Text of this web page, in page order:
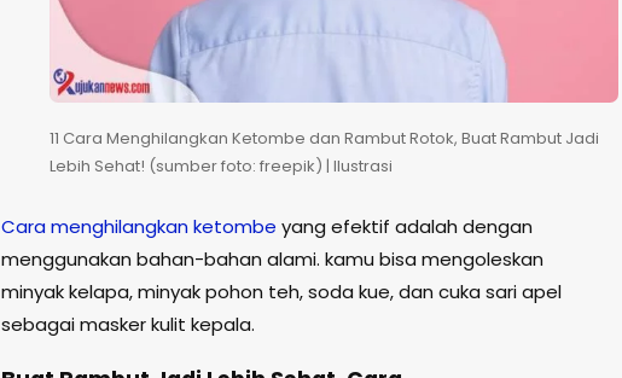
11 Cara Menghilangkan Ketombe dan Rambut Rotok, Buat Rambut Jadi
Lebih Sehat! (sumber foto: freepik) | Ilustrasi
Cara menghilangkan ketombe yang efektif adalah dengan
menggunakan bahan-bahan alami. kamu bisa mengoleskan
minyak kelapa, minyak pohon teh, soda kue, dan cuka sari apel
sebagai masker kulit kepala.